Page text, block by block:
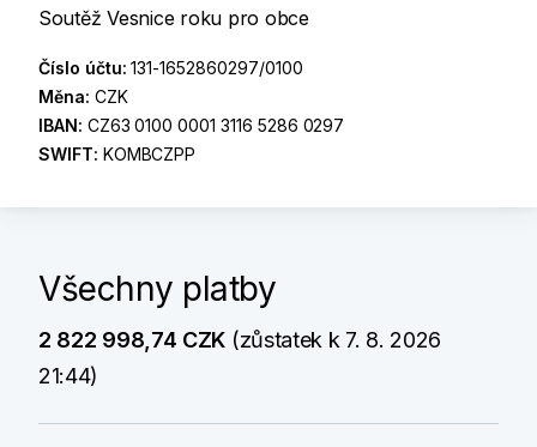
Soutěž Vesnice roku pro obce
Číslo účtu:131-1652860297/0100
Měna: CZK
IBAN: CZ63 0100 0001 3116 5286 0297
SWIFT: KOMBCZPP
Všechny platby
2 822 998,74 CZK (zůstatek k 7. 8. 2026
21:44)